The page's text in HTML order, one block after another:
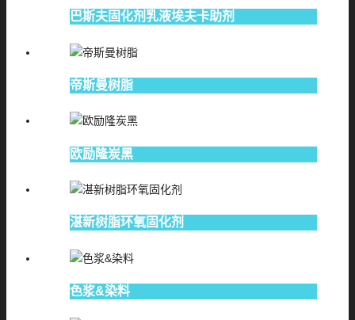
巴斯夫固化剂乳液埃夫卡助剂
帝斯曼树脂
欧励隆炭黑
湛新树脂环氧固化剂
色浆&染料